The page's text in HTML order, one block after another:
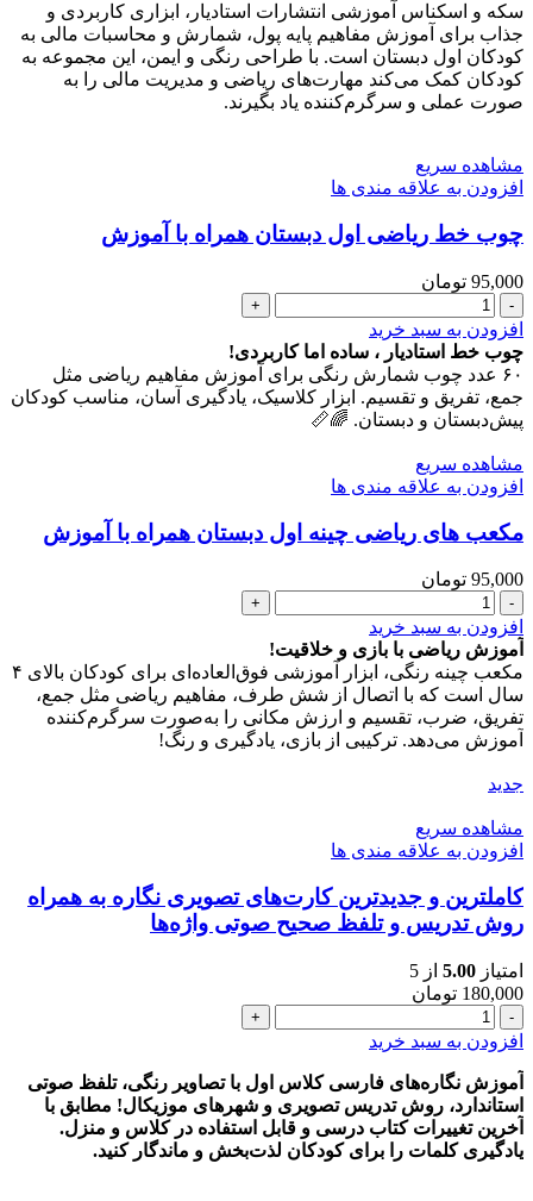
آموزشی
کتاب
ریاضی
اول
دبستان
سکه و اسکناس آموزشی انتشارات استادیار، ابزاری کاربردی و
جذاب برای آموزش مفاهیم پایه پول، شمارش و محاسبات مالی به
کودکان اول دبستان است. با طراحی رنگی و ایمن، این مجموعه به
کودکان کمک می‌کند مهارت‌های ریاضی و مدیریت مالی را به
صورت عملی و سرگرم‌کننده یاد بگیرند.
مشاهده سریع
افزودن به علاقه مندی ها
چوب خط ریاضی اول دبستان همراه با آموزش
95,000 تومان
چوب
خط
ریاضی
اول
دبستان
همراه
آموزش
عدد
افزودن به سبد خرید
چوب خط استادیار ، ساده اما کاربردی!
۶۰ عدد چوب شمارش رنگی برای آموزش مفاهیم ریاضی مثل
جمع، تفریق و تقسیم. ابزار کلاسیک، یادگیری آسان، مناسب کودکان
پیش‌دبستان و دبستان. 🌈📏
مشاهده سریع
افزودن به علاقه مندی ها
مکعب های ریاضی چینه اول دبستان همراه با آموزش
95,000 تومان
مکعب
های
ریاضی
چینه
اول
دبستان
همراه
آموزش
افزودن به سبد خرید
آموزش ریاضی با بازی و خلاقیت!
مکعب چینه رنگی، ابزار آموزشی فوق‌العاده‌ای برای کودکان بالای ۴
سال است که با اتصال از شش طرف، مفاهیم ریاضی مثل جمع،
تفریق، ضرب، تقسیم و ارزش مکانی را به‌صورت سرگرم‌کننده
آموزش می‌دهد. ترکیبی از بازی، یادگیری و رنگ!
جدید
مشاهده سریع
افزودن به علاقه مندی ها
کاملترین و جدیدترین کارت‌های تصویری نگاره به همراه
روش تدریس و تلفظ صحیح صوتی واژه‌ها
امتیاز 5.00 از 5
180,000 تومان
کاملترین
و
کارت‌های
تصویری
نگاره
به
افزودن به سبد خرید
آموزش نگاره‌های فارسی کلاس اول با تصاویر رنگی، تلفظ صوتی
استاندارد، روش تدریس تصویری و شهرهای موزیکال! مطابق با
آخرین تغییرات کتاب درسی و قابل استفاده در کلاس و منزل.
یادگیری کلمات را برای کودکان لذت‌بخش و ماندگار کنید.